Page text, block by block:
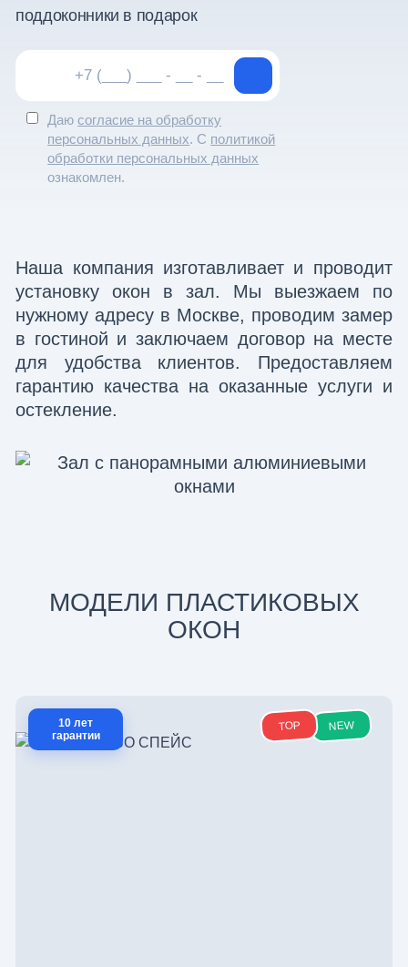
поддоконники в подарок
Даюсогласие на обработку
персональных данных. С политикой
обработки персональных данных
ознакомлен.
Наша компания изготавливает и проводит
установку окон в зал. Мы выезжаем по
нужному адресу в Москве, проводим замер
в гостиной и заключаем договор на месте
для удобства клиентов. Предоставляем
гарантию качества на оказанные услуги и
остекление.
МОДЕЛИ ПЛАСТИКОВЫХ
ОКОН
NEW
TOP
10 лет
гарантии